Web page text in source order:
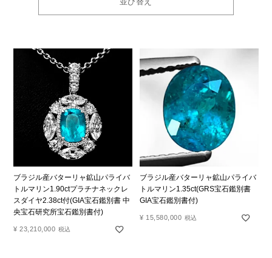
ブラジル産バターリャ鉱山パライバ
トルマリン1.90ctプラチナネックレ
スダイヤ2.38ct付(GIA宝石鑑別書 中
央宝石研究所宝石鑑別書付)
¥ 23,210,000 税込
ブラジル産バターリャ鉱山パライバ
トルマリン1.35ct(GRS宝石鑑別書
GIA宝石鑑別書付)
¥ 15,580,000 税込